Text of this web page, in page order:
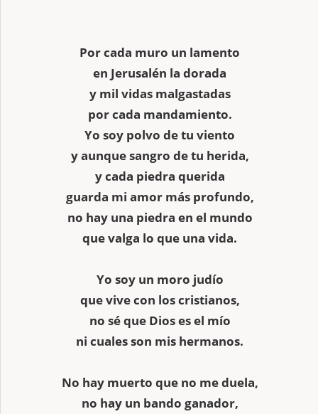
Por cada muro un lamento
en Jerusalén la dorada
y mil vidas malgastadas
por cada mandamiento.
Yo soy polvo de tu viento
y aunque sangro de tu herida,
y cada piedra querida
guarda mi amor más profundo,
no hay una piedra en el mundo
que valga lo que una vida.
Yo soy un moro judío
que vive con los cristianos,
no sé que Dios es el mío
ni cuales son mis hermanos.
No hay muerto que no me duela,
no hay un bando ganador,